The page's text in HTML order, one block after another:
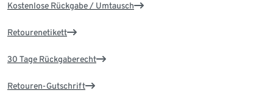
Kostenlose Rückgabe / Umtausch
Retourenetikett
30 Tage Rückgaberecht
Retouren-Gutschrift